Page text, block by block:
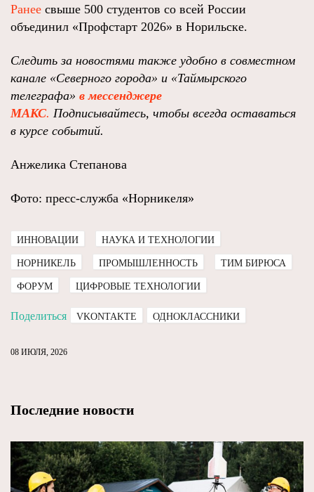
Ранее свыше 500 студентов со всей России
объединил «Профстарт 2026» в Норильске.
Следить за новостями также удобно в совместном
канале «Северного города» и «Таймырского
телеграфа» в мессенджере
MAКС. Подписывайтесь, чтобы всегда оставаться
в курсе событий.
Анжелика Степанова
Фото: пресс-служба «Норникеля»
ИННОВАЦИИ НАУКА И ТЕХНОЛОГИИ
НОРНИКЕЛЬ ПРОМЫШЛЕННОСТЬ ТИМ БИРЮСА
ФОРУМ ЦИФРОВЫЕ ТЕХНОЛОГИИ
Поделиться VKONTAKTE ОДНОКЛАССНИКИ
08 ИЮЛЯ, 2026
Последние новости